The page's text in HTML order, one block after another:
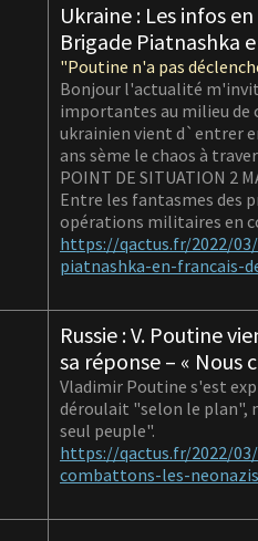
Ukraine : Les infos
Brigade Piatnashka
"Poutine n'a pas
Bonjour l'actualité
importantes au milieu
ukrainien vient d`entrer
ans sème le chaos à
POINT DE SITUATION 2
Entre les fantasmes des
opérations militaires en
https://qactus.fr/2022/
piatnashka-en-francais-
Russie : V. Poutine
sa réponse – « Nous
Vladimir Poutine s'est
déroulait "selon le plan",
seul peuple".
https://qactus.fr/2022/
combattons-les-